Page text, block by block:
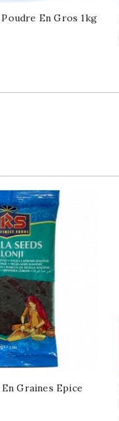
En Gros 1kg
Graines Epice